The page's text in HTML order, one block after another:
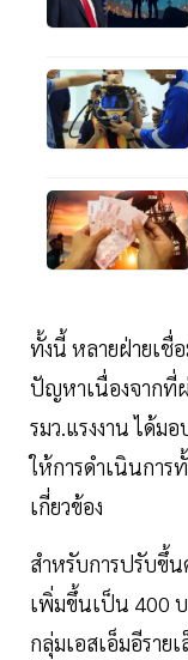
ทั้งนี้ หลายฝ่ายเชื่
ปัญหาเนื่องจากที่
รมว.แรงงาน ได้ม
ให้การดำเนินกา
เกี่ยวข้อง
สำหรับการปรับขึ้
เพิ่มขึ้นเป็น 400
กลุ่มเอสเอ็มอีราย